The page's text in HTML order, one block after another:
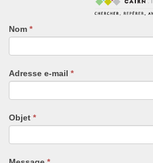
Nom *
Adresse e-mail *
Objet *
Si
vous
êtes
humain,
remplissez
ce